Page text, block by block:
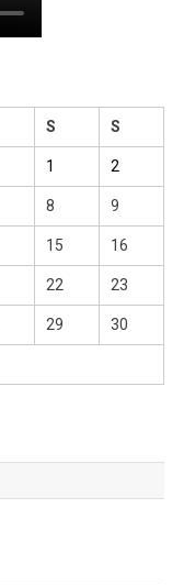
S S
1 2
8 9
15 16
22 23
29 30